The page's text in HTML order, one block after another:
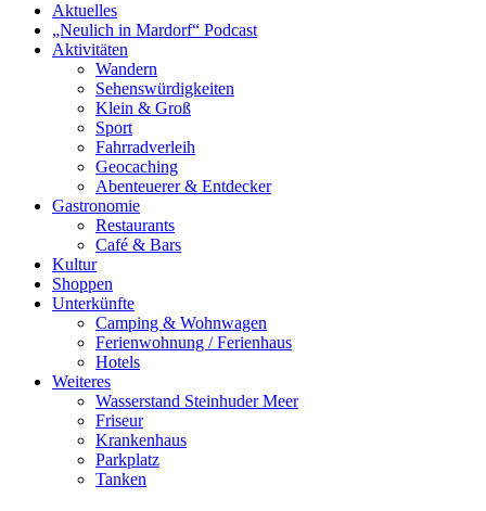
Aktuelles
„Neulich in Mardorf“ Podcast
Aktivitäten
Wandern
Sehenswürdigkeiten
Klein & Groß
Sport
Fahrradverleih
Geocaching
Abenteuerer & Entdecker
Gastronomie
Restaurants
Café & Bars
Kultur
Shoppen
Unterkünfte
Camping & Wohnwagen
Ferienwohnung / Ferienhaus
Hotels
Weiteres
Wasserstand Steinhuder Meer
Friseur
Krankenhaus
Parkplatz
Tanken